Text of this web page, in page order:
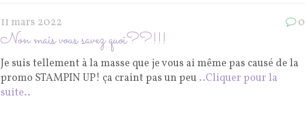
11 mars 2022 0
Non mais vous savez quoi??!!!
Je suis tellement à la masse que je vous ai même pas causé de la
promo STAMPIN UP! ça craint pas un peu ..Cliquer pour la
suite..